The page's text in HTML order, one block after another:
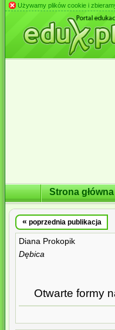
Używamy plików cookie i
Strona główna
« poprzednia publikacja
Diana Prokopik
Dębica
Otwarte formy